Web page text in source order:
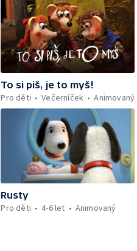
To si piš, je to myš!
Pro děti
Večerníček Animovaný
Rusty
Pro děti
4-6 let Animovaný